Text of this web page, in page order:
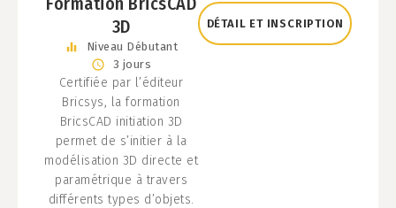
3D
Niveau Débutant
3 jours
Certifiée par l’éditeur
Bricsys, la formation
BricsCAD initiation 3D
permet de s’initier à la
modélisation 3D directe et
paramétrique à travers
différents types d’objets.
DÉTAIL ET INSCRIPTION